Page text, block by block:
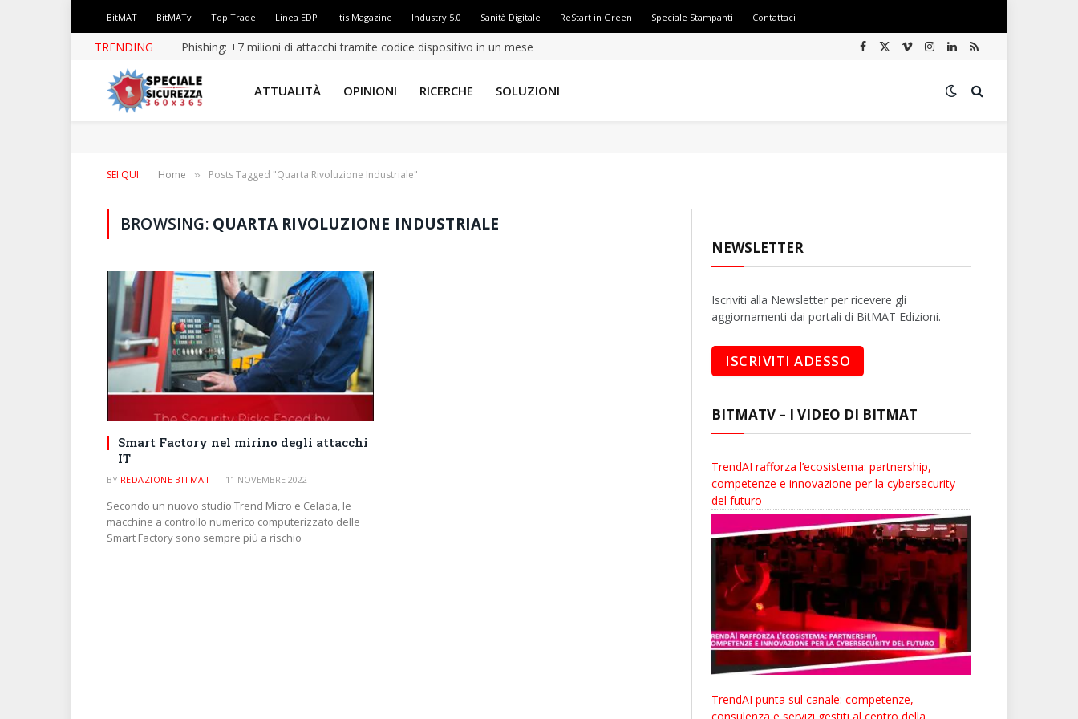
BitMAT BitMATv Top Trade Linea EDP Itis Magazine Industry 5.0 Sanità Digitale ReStart in Green Speciale Stampanti Contattaci
TRENDING Phishing: +7 milioni di attacchi tramite codice dispositivo in un mese Facebook
X
VimeoInstagram
LinkedIn
RSS
ATTUALITÀ OPINIONI RICERCHE SOLUZIONI
SEI QUI: Home » Posts Tagged "Quarta Rivoluzione Industriale"
BROWSING: QUARTA RIVOLUZIONE INDUSTRIALE
Smart Factory nel mirino degli attacchi
IT
BY REDAZIONE BITMAT 11 NOVEMBRE 2022
Secondo un nuovo studio Trend Micro e Celada, le
macchine a controllo numerico computerizzato delle
Smart Factory sono sempre più a rischio
NEWSLETTER
Iscriviti alla Newsletter per ricevere gli
aggiornamenti dai portali di BitMAT Edizioni.
BITMATV – I VIDEO DI BITMAT
TrendAI rafforza l’ecosistema: partnership,
competenze e innovazione per la cybersecurity
del futuro
TrendAI punta sul canale: competenze,